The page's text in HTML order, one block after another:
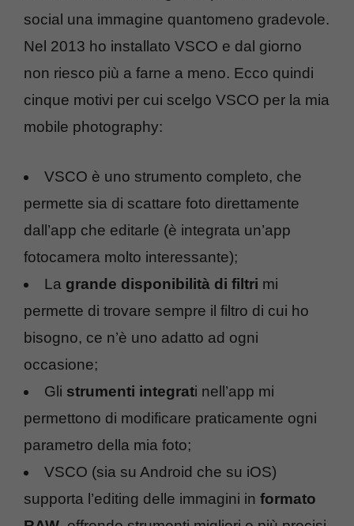
social una immagine quantomeno gradevole.
Nel 2013 ho installato VSCO e dal giorno
non riesco più a farne a meno. Ecco quindi
cinque motivi per cui scelgo VSCO per la mia
mobile photography:
VSCO è uno strumento completo, che
permette sia di scattare foto direttamente
dall’app che editarle (è integrata un’app
fotocamera molto interessante);
La grande disponibilità di filtri mi
permette di trovare sempre il filtro di cui ho
bisogno, ce n’è uno adatto ad ogni
occasione;
Gli strumenti integrati nell’app mi
permettono di modificare praticamente ogni
parametro della mia foto;
VSCO (sia su Android che su iOS)
supporta l’editing delle immagini in formato